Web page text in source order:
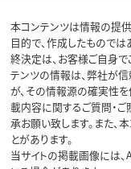
本コンテンツは情報の提
目的で、作成したもので
終決定は、お客様ご自身で
テンツの情報は、弊社が
が、その情報源の確実性
載内容に関するご質問・
承お願い致します。また、
とがあります。
当サイトの掲載画像には